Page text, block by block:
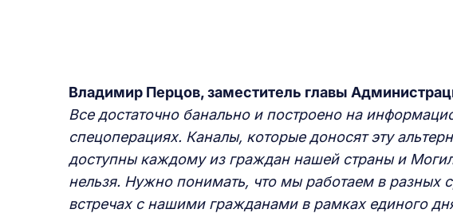
Владимир Перцов, заместитель главы
Все достаточно банально и построено на
спецоперациях. Каналы, которые доносят эту
доступны каждому из граждан нашей страны и
нельзя. Нужно понимать, что мы работаем в разных
встречах с нашими гражданами в рамках единого